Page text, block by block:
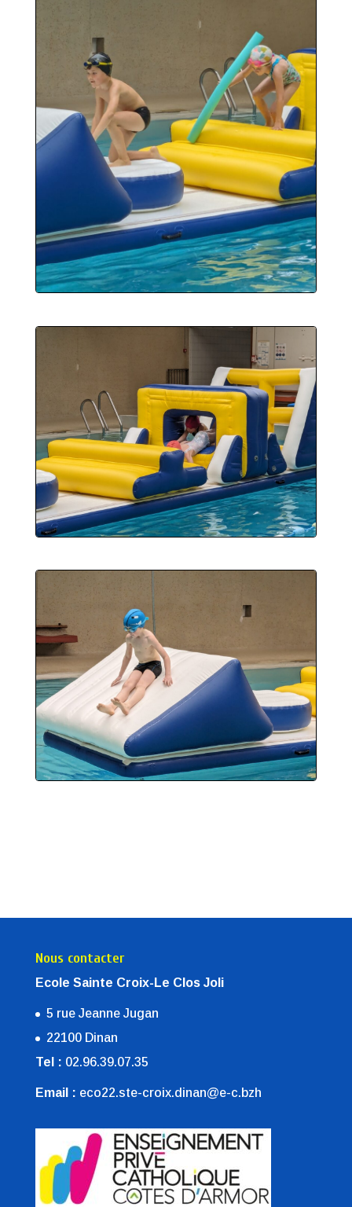
Nous contacter
Ecole Sainte Croix-Le Clos Joli
5 rue Jeanne Jugan
22100 Dinan
Tel : 02.96.39.07.35
Email : eco22.ste-croix.dinan@e-c.bzh